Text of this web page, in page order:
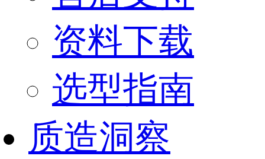
资料下载
选型指南
质造洞察